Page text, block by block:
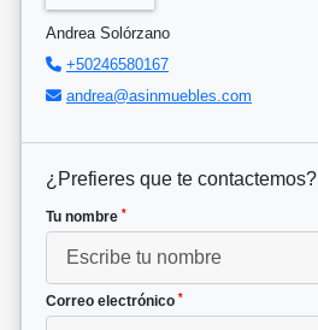
Andrea Solórzano
+50246580167
andrea@asinmuebles.com
¿Prefieres que te contactemos?
Tu nombre *
Correo electrónico *